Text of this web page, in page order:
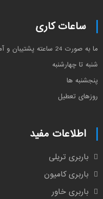
ساعات کاری
ما به صورت 24 ساعته پشتیبان و آماده پاسخگویی به شما عزیزان هستیم.
شنبه تا چهارشنبه
پنجشنبه ها
روزهای تعطیل
اطلاعات مفید
باربری تریلی
باربری کامیون
باربری خاور